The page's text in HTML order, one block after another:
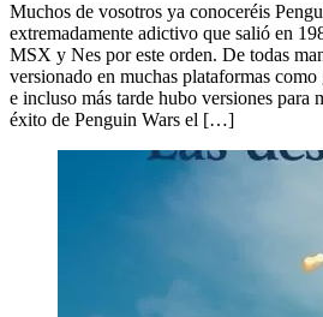
Muchos de vosotros ya conoceréis
extremadamente adictivo que salió en
MSX y Nes por este orden. De todas
versionado en muchas plataformas
e incluso más tarde hubo versiones para
éxito de Penguin Wars el […]